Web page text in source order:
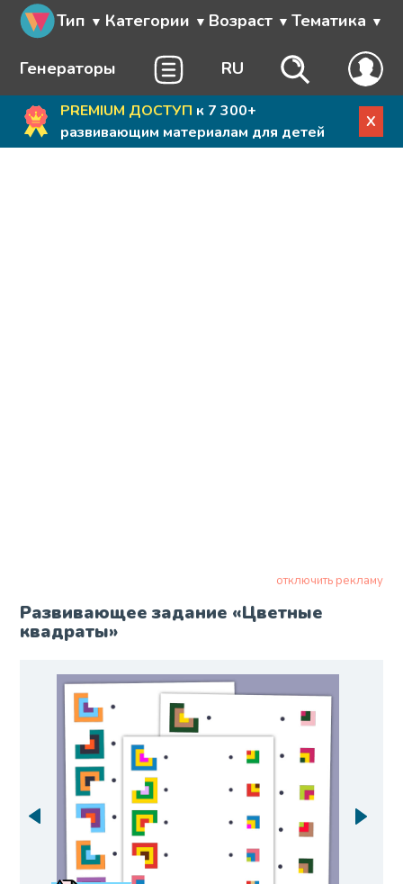
Тип Категории Возраст Тематика
Генераторы RU
PREMIUM ДОСТУП к 7 300+
развивающим материалам для детей
X
отключить рекламу
Развивающее задание «Цветные
квадраты»